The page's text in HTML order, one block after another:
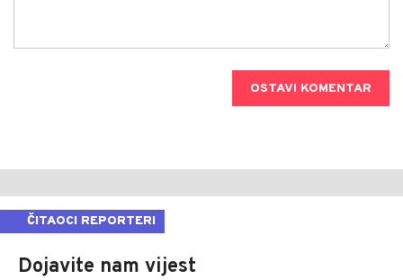
OSTAVI KOMENTAR
ČITAOCI REPORTERI
Dojavite nam vijest